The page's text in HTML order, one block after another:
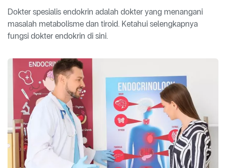
Dokter spesialis endokrin adalah dokter yang menangani
masalah metabolisme dan tiroid. Ketahui selengkapnya
fungsi dokter endokrin di sini.